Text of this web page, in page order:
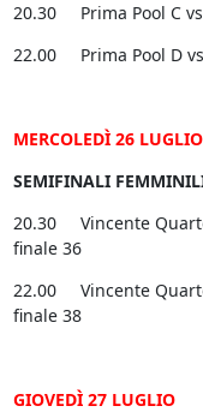
20.30 Prima Pool C
22.00 Prima Pool D
MERCOLEDÌ 26 LUGLIO
SEMIFINALI
20.30 Vincente
finale 36
22.00 Vincente
finale 38
GIOVEDÌ 27 LUGLIO